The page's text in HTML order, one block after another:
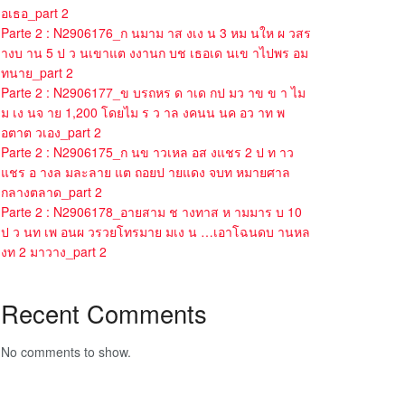
อเธอ_part 2
Parte 2 : N2906176_ก นมาม าส งเง น 3 หม นให ผ วสร
างบ าน 5 ป ว นเขาแต งงานก บช เธอเด นเข าไปพร อม
ทนาย_part 2
Parte 2 : N2906177_ข บรถหร ด าเด กป มว าข ข า ไม
ม เง นจ าย 1,200 โดยไม ร ว าล งคนน นค อว าท พ
อตาต วเอง_part 2
Parte 2 : N2906175_ก นข าวเหล อส งแชร 2 ป ท าว
แชร อ างล มละลาย แต ถอยป ายแดง จบท หมายศาล
กลางตลาด_part 2
Parte 2 : N2906178_อายสาม ช างทาส ห ามมาร บ 10
ป ว นท เพ อนผ วรวยโทรมาย มเง น …เอาโฉนดบ านหล
งท 2 มาวาง_part 2
Recent Comments
No comments to show.